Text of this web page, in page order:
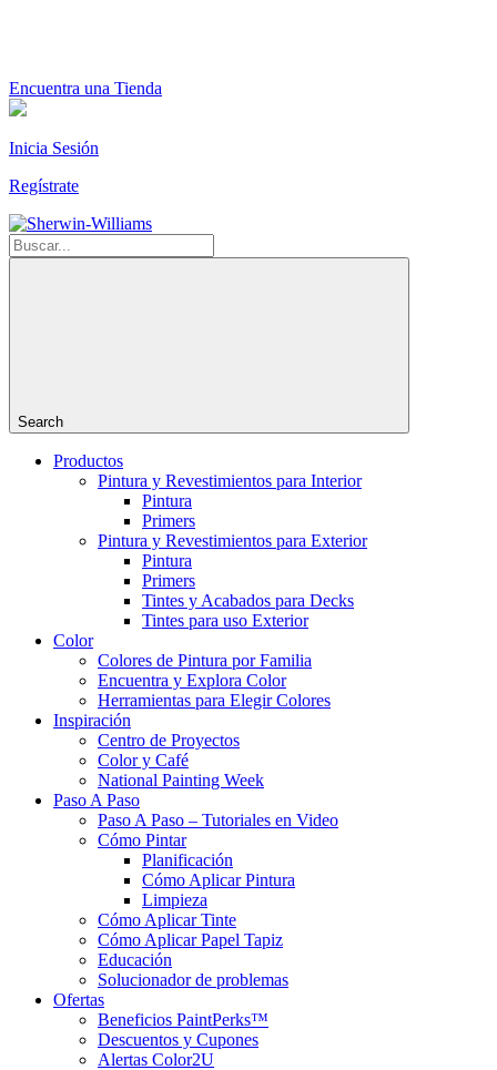
Encuentra una Tienda
Inicia Sesión
Regístrate
Search
Productos
Pintura y Revestimientos para Interior
Pintura
Primers
Pintura y Revestimientos para Exterior
Pintura
Primers
Tintes y Acabados para Decks
Tintes para uso Exterior
Color
Colores de Pintura por Familia
Encuentra y Explora Color
Herramientas para Elegir Colores
Inspiración
Centro de Proyectos
Color y Café
National Painting Week
Paso A Paso
Paso A Paso – Tutoriales en Video
Cómo Pintar
Planificación
Cómo Aplicar Pintura
Limpieza
Cómo Aplicar Tinte
Cómo Aplicar Papel Tapiz
Educación
Solucionador de problemas
Ofertas
Beneficios PaintPerks™
Descuentos y Cupones
Alertas Color2U